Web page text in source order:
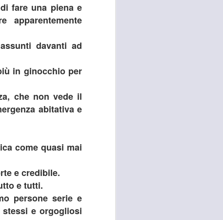
fare una piena e
davanti ad
in ginocchio per
che non vede il
abitativa e
come quasi mai
e credibile.
e tutti.
persone serie e
e orgogliosi
e della necessità di ripristinare la
quiete pubblica in più̀ zone di
Campi Bisenzio tra il capoluogo,
Donnino”.